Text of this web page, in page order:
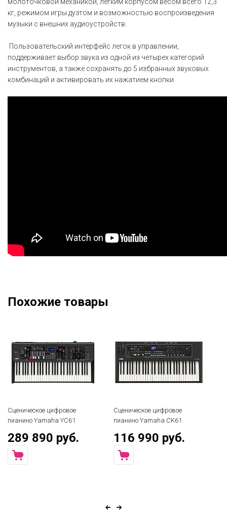
кг, режимом игры дуэтом и возможностью воспроизведения
музыки с внешних аудиоустройств.
Пользовательский интерфейс легок в управлении,
поддерживает выбор звука из одной из четырех категорий
инструментов, а также сохранять до 5 избранных звуковых
комбинаций и активировать их нажатием кнопки.
Похожие товары
Сценическое цифровое
пианино Yamaha YC61
289 890 руб.
Сценическое цифровое
пианино Yamaha CK61
116 990 руб.